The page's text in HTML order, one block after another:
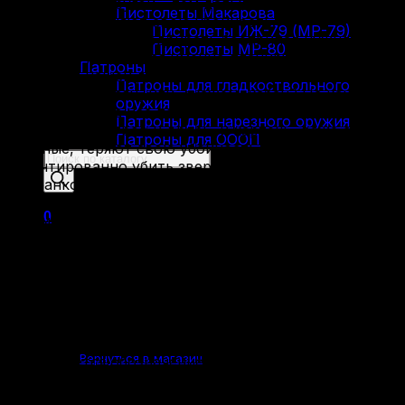
Пистолеты Макарова
Пистолеты ИЖ-79 (МР-79)
Пистолеты МР-80
Патроны
Патроны для гладкоствольного
оружия
Патроны для нарезного оружия
Патроны для ОООП
Поиск
товаров
0
Вернуться в магазин
дольше сохраняют свою убойность.
Соответственно, подбирать боеприпас нужно,
исходя из того, какая именно планируется охота.
Кто будет нашей добычей – мелкие птицы вроде
вальдшнепа, заяц, или, скажем, кабан? На какое
расстояние она нас подпустит – 10, 25, 50 метров
(дальше 50 метров и дробь, и картечь, даже самые
крупные, теряют свою убойность, не позволяя
гарантированно убить зверя и начиная делать
подранков, хотя попасть, в принципе, все еще
охотиться – весной дичь более истощена, и потому
используется обозначение по диаметру каждой